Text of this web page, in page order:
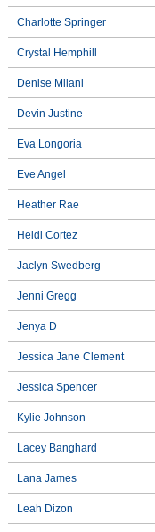
Charlotte Springer
Crystal Hemphill
Denise Milani
Devin Justine
Eva Longoria
Eve Angel
Heather Rae
Heidi Cortez
Jaclyn Swedberg
Jenni Gregg
Jenya D
Jessica Jane Clement
Jessica Spencer
Kylie Johnson
Lacey Banghard
Lana James
Leah Dizon